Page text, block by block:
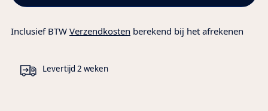
Inclusief BTW Verzendkosten berekend bij het afrekenen
Levertijd 2 weken